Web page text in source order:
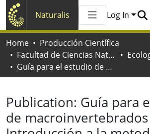
Naturalis
All of
Log In
Home
Producción Científica
Facultad de Ciencias Naturales y Museo
Guía para el estudio de macroinvertebrados II : Introducción a la metodología de muestreo y análisis de datos
Publication: Guía para
de macroinvertebrados